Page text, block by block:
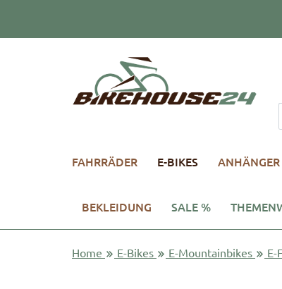
FAHRRÄDER E-BIKES ANHÄNGER
BEKLEIDUNG SALE %
Home E-Bikes E-Mountainbikes E-